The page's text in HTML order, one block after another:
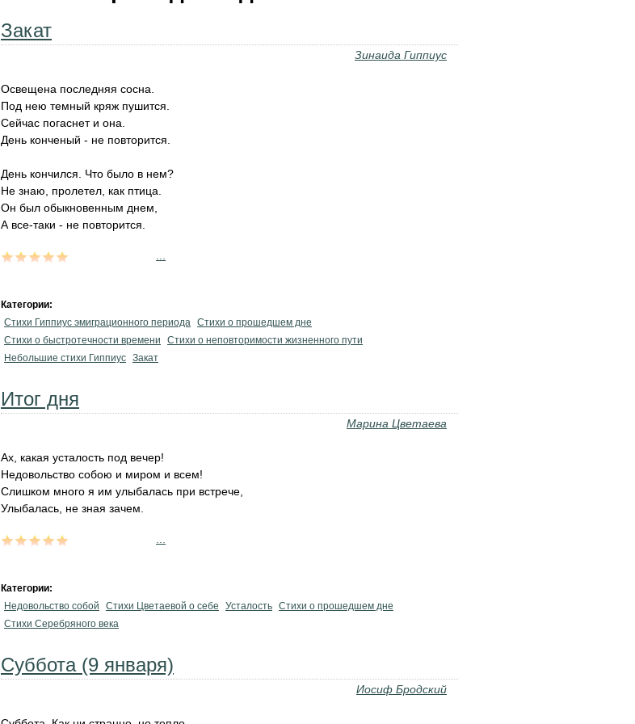
Закат
Зинаида Гиппиус
Освещена последняя сосна.
Под нею темный кряж пушится.
Сейчас погаснет и она.
День конченый - не повторится.
День кончился. Что было в нем?
Не знаю, пролетел, как птица.
Он был обыкновенным днем,
А все-таки - не повторится.
Категории:
Стихи Гиппиус эмиграционного периода Стихи о прошедшем дне
Стихи о быстротечности времени
Стихи о неповторимости жизненного пути
Небольшие стихи Гиппиус Закат
Итог дня
Марина Цветаева
Ах, какая усталость под вечер!
Недовольство собою и миром и всем!
Слишком много я им улыбалась при встрече,
Улыбалась, не зная зачем.
Категории:
Недовольство собой
Стихи Цветаевой о себе Усталость Стихи о прошедшем дне
Стихи Серебряного века
Суббота (9 января)
Иосиф Бродский